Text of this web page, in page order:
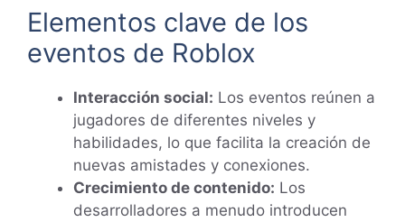
Elementos clave de los
eventos de Roblox
Interacción social: Los eventos reúnen a
jugadores de diferentes niveles y
habilidades, lo que facilita la creación de
nuevas amistades y conexiones.
Crecimiento de contenido: Los
desarrolladores a menudo introducen